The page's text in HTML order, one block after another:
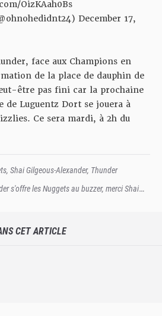
s'offre les Nuggets au buzzer, merci Shai
OizKAah0Bs
December 17,
face aux Champions en
de la place de dauphin de
être pas fini car la prochaine
de Luguentz Dort se jouera à
Ce sera mardi, à 2h du
, Shai Gilgeous-Alexander, Thunder
CET ARTICLE